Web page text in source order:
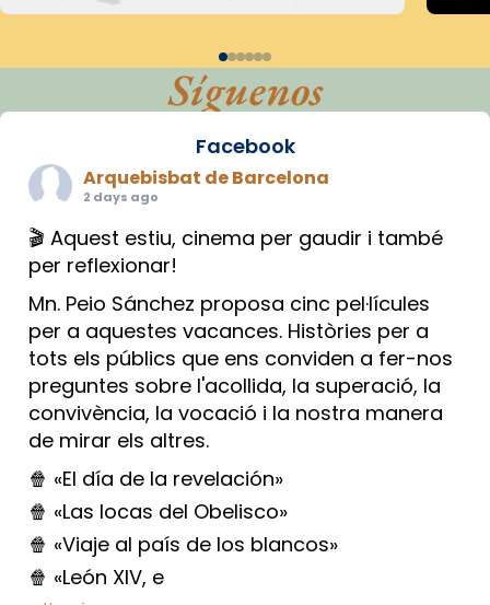
Síguenos
Facebook
Arquebisbat de Barcelona
2 days ago
🎬 Aquest estiu, cinema per gaudir i també
per reflexionar!
Mn. Peio Sánchez proposa cinc pel·lícules
per a aquestes vacances. Històries per a
tots els públics que ens conviden a fer-nos
preguntes sobre l'acollida, la superació, la
convivència, la vocació i la nostra manera
de mirar els altres.
🍿 «El día de la revelación»
🍿 «Las locas del Obelisco»
🍿 «Viaje al país de los blancos»
🍿 «León XIV, e